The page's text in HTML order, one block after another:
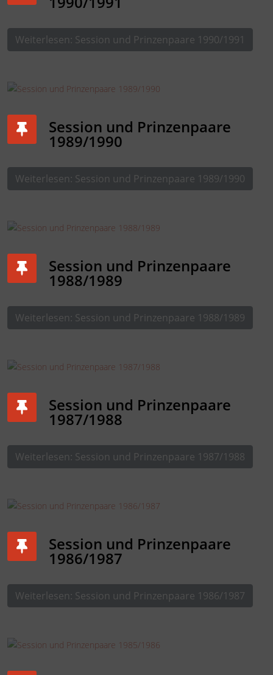
Weiterlesen: Session und Prinzenpaare 1990/1991
Session und Prinzenpaare
1989/1990
Weiterlesen: Session und Prinzenpaare 1989/1990
Session und Prinzenpaare
1988/1989
Weiterlesen: Session und Prinzenpaare 1988/1989
Session und Prinzenpaare
1987/1988
Weiterlesen: Session und Prinzenpaare 1987/1988
Session und Prinzenpaare
1986/1987
Weiterlesen: Session und Prinzenpaare 1986/1987